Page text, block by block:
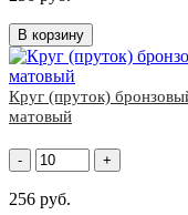
В корзину
Круг (пруток)
матовый
- +
256 руб.